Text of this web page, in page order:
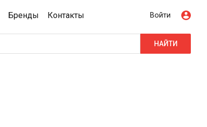
Бренды Контакты Войти
НАЙТИ